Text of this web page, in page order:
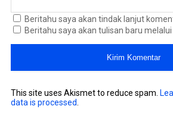
Beritahu saya akan tindak lanjut
Beritahu saya akan tulisan baru melalui
This site uses Akismet to reduce spam.
data is processed